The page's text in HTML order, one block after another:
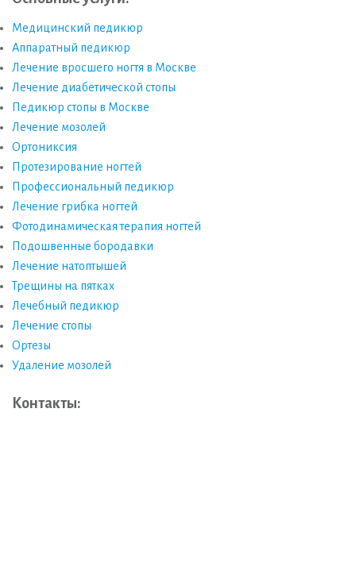
Медицинский педикюр
Аппаратный педикюр
Лечение вросшего ногтя в Москве
Лечение диабетической стопы
Педикюр стопы в Москве
Лечение мозолей
Ортониксия
Протезирование ногтей
Профессиональный педикюр
Лечение грибка ногтей
Фотодинамическая терапия ногтей
Подошвенные бородавки
Лечение натоптышей
Трещины на пятках
Лечебный педикюр
Лечение стопы
Ортезы
Удаление мозолей
Контакты: